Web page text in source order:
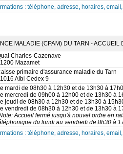
: téléphone, adresse, horaires,
MALADIE (CPAM) DU TARN - ACCUEIL
Charles-Cazenave
Mazamet
primaire d'assurance maladie du Tarn
Albi Cedex 9
mardi de 08h30 à 12h30 et de 13h30 à
mercredi de 09h00 à 12h00 et de 13h30 à
jeudi de 08h30 à 12h30 et de 13h30 à
vendredi de 08h30 à 12h30 et de 13h30 à
Accueil fermé jusqu'à nouvel ordre en
du lundi au vendredi de 8h30 à
: téléphone, adresse, horaires,